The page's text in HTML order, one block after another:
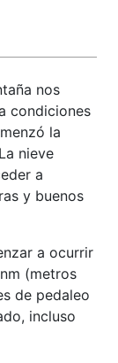
nos
condiciones
la
nieve
a
y buenos
a ocurrir
(metros
de pedaleo
incluso